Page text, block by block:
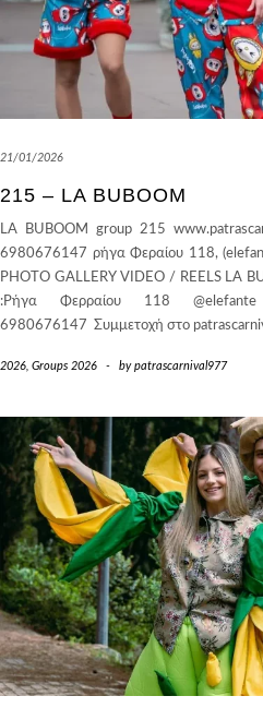
21/01/2026
215 – LA BUBOOM
LA BUBOOM group 215
6980676147 ρήγα Φεραίου 118,
PHOTO GALLERY VIDEO / REELS LA
:Ρήγα Φερραίου 118
6980676147 Συμμετοχή στο
2026, Groups 2026 - bypatrascarnival977